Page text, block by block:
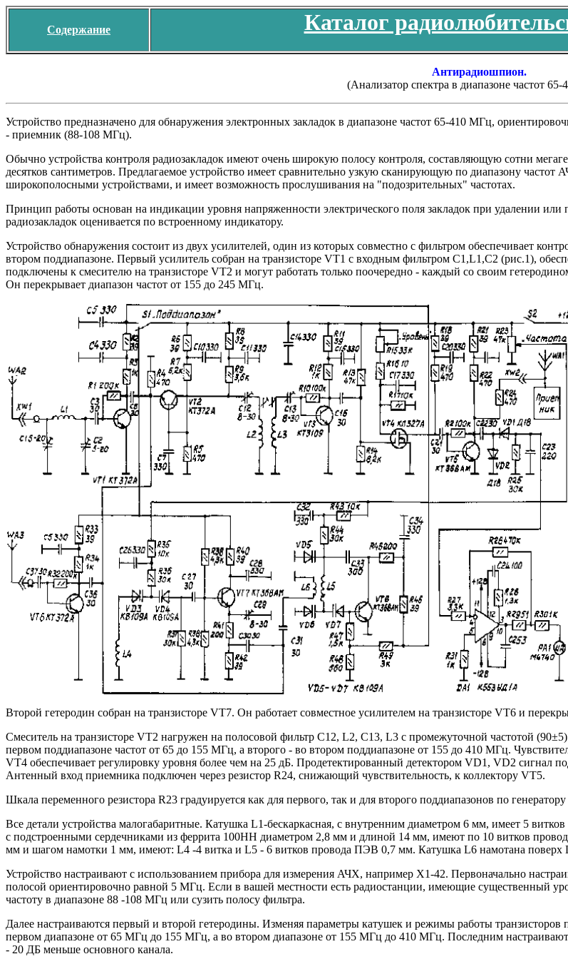
Содержание Каталог
Антирадиошпион.
(Анализатор спектра в диапазоне частот
Устройство предназначено для обнаружения электронных закладок в диапазоне частот 65-410 МГц,
- приемник (88-108 МГц).
Обычно устройства контроля радиозакладок имеют очень широкую полосу контроля, составляющую сотни
десятков сантиметров. Предлагаемое устройство имеет сравнительно узкую сканирующую по диапазону
широкополосными устройствами, и имеет возможность прослушивания на "подозрительных" частотах.
Принцип работы основан на индикации уровня напряженности электрического поля закладок при удалении
радиозакладок оценивается по встроенному индикатору.
Устройство обнаружения состоит из двух усилителей, один из которых совместно с фильтром обеспечивает
втором поддиапазоне. Первый усилитель собран на транзисторе VT1 с входным фильтром C1,L1,C2 (рис.1),
подключены к смесителю на транзисторе VT2 и могут работать только поочередно - каждый со своим
Он перекрывает диапазон частот от 155 до 245 МГц.
Второй гетеродин собран на транзисторе VT7. Он работает совместное усилителем на транзисторе VT6 и
Смеситель на транзисторе VT2 нагружен на полосовой фильтр С12, L2, С13, L3 с промежуточной частотой
первом поддиапазоне частот от 65 до 155 МГц, а второго - во втором поддиапазоне от 155 до 410 МГц.
VT4 обеспечивает регулировку уровня более чем на 25 дБ. Продетектированный детектором VD1, VD2 сигнал
Антенный вход приемника подключен через резистор R24, снижающий чувствительность, к коллектору VT5.
Шкала переменного резистора R23 градуируется как для первого, так и для второго поддиапазонов по
Все детали устройства малогабаритные. Катушка L1-бескаркасная, с внутренним диаметром 6 мм, имеет 5
с подстроенными сердечниками из феррита 100НН диаметром 2,8 мм и длиной 14 мм, имеют по 10 витков
мм и шагом намотки 1 мм, имеют: L4 -4 витка и L5 - 6 витков провода ПЭВ 0,7 мм. Катушка L6 намотана
Устройство настраивают с использованием прибора для измерения АЧХ, например Х1-42. Первоначально
полосой ориентировочно равной 5 МГц. Если в вашей местности есть радиостанции, имеющие существенный
частоту в диапазоне 88 -108 МГц или сузить полосу фильтра.
Далее настраиваются первый и второй гетеродины. Изменяя параметры катушек и режимы работы
первом диапазоне от 65 МГц до 155 МГц, а во втором диапазоне от 155 МГц до 410 МГц. Последним
- 20 ДБ меньше основного канала.